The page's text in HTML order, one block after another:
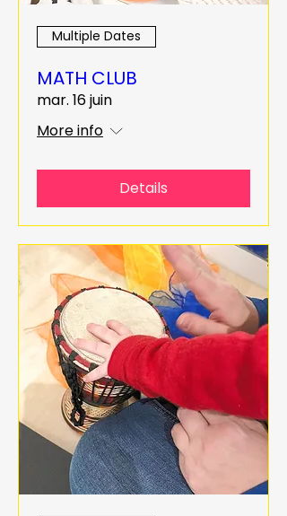
Multiple Dates
MATH CLUB
mar. 16 juin
More info
Details